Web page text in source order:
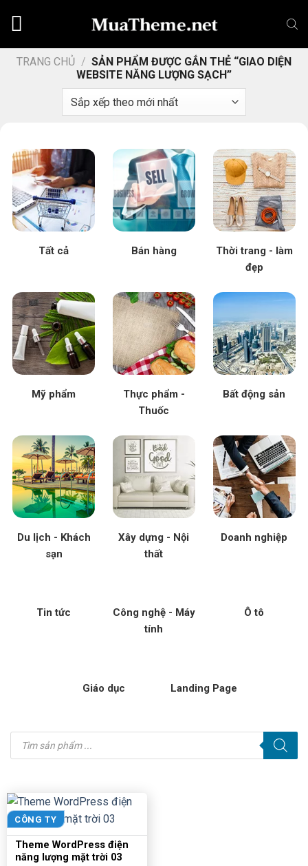
dungTRANG CHỦ / SẢN PHẨM ĐƯỢC GẮN THẺ “GIAO DIỆN
WEBSITE NĂNG LƯỢNG SẠCH”
Tất cả Bán hàng
Thời trang - làm
đẹp
Mỹ phẩm
Thực phẩm -
Thuốc
Bất động sản
Du lịch - Khách
sạn
Xây dựng - Nội
thất
Doanh nghiệp
Tin tức
Công nghệ - Máy
tính
Ô tô
Giáo dục Landing Page
Tìm
kiếm
sản
CÔNG TY
Theme WordPress điện
năng lượng mặt trời 03